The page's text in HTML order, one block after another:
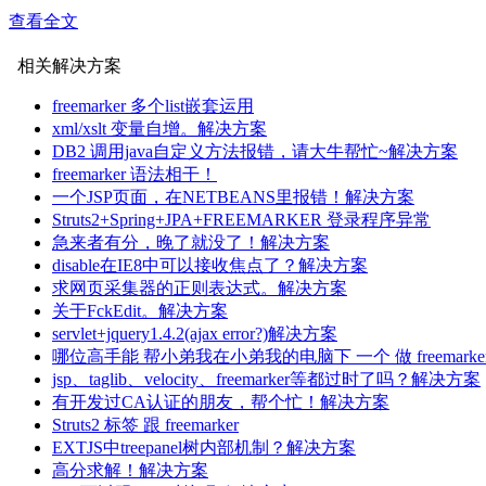
------解决方案--------------------------------------------------------
如果1个100万的项目摆在你面前，客户就要求你用老技术，
Ajax 一般用于公共的网站比较多，作为企业内部使用的管理
要，用户体验相对于比较次要。
------解决方案--------------------------------------------------------
探讨
我是老程序员，以前做BS结构开发，用的是jsp、taglib、
技术不再有用，或者只局部用一点点。
新的技术往往用ext等js组件，界面就是一个静态的HTML
json输出，以输出HTML为目标的jsp、taglib、velocity、
真的是再也用不到了吗？基于ext等js类库并且完全以Ajax
------解决方案--------------------------------------------------------
AJAX不能那么大幅度的用 我不知道为什么 怎么说呢 总感觉
用是异步处理 也就是说这个异步不是作为主要部分来实行的
查看全文
相关解决方案
freemarker 多个list嵌套运用
xml/xslt 变量自增。解决方案
DB2 调用java自定义方法报错，请大牛帮忙~解决方案
freemarker 语法相干！
一个JSP页面，在NETBEANS里报错！解决方案
Struts2+Spring+JPA+FREEMARKER 登录程序异常
急来者有分，晚了就没了！解决方案
disable在IE8中可以接收焦点了？解决方案
求网页采集器的正则表达式。解决方案
关于FckEdit。解决方案
servlet+jquery1.4.2(ajax error?)解决方案
哪位高手能 帮小弟我在小弟我的电脑下 一个 做
jsp、taglib、velocity、freemarker等都过时了吗？解决方案
有开发过CA认证的朋友，帮个忙！解决方案
Struts2 标签 跟 freemarker
EXTJS中treepanel树内部机制？解决方案
高分求解！解决方案